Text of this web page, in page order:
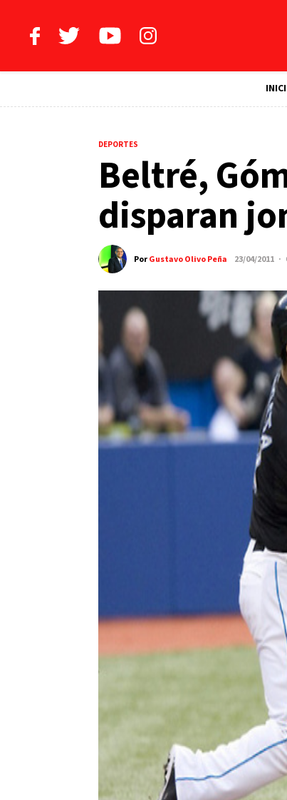
DEPORTES
Beltré,
disparan
PorGustavo Olivo Peña 23/04/2011 ·